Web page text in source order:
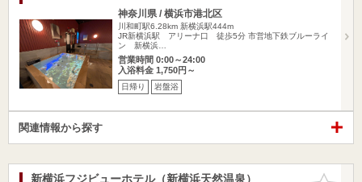
神奈川県 / 横浜市港北区
川和町駅6.28km 新横浜駅444m
JR新横浜駅 アリーナ口 徒歩5分 市営地下鉄ブルーライ
ン 新横浜…
営業時間 0:00～24:00
入浴料金 1,750円～
日帰り 岩盤浴
関連情報から探す
お気に入
新横浜フジビューホテル（新横浜天然温泉）